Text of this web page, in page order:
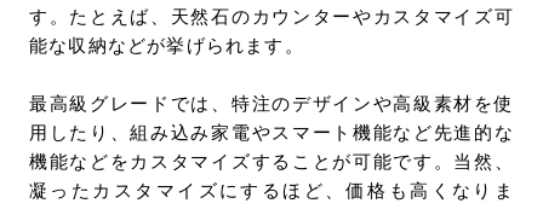
す。たとえば、天然石のカウンターやカスタマイズ可
能な収納などが挙げられます。
最高級グレードでは、特注のデザインや高級素材を使
用したり、組み込み家電やスマート機能など先進的な
機能などをカスタマイズすることが可能です。当然、
凝ったカスタマイズにするほど、価格も高くなりま